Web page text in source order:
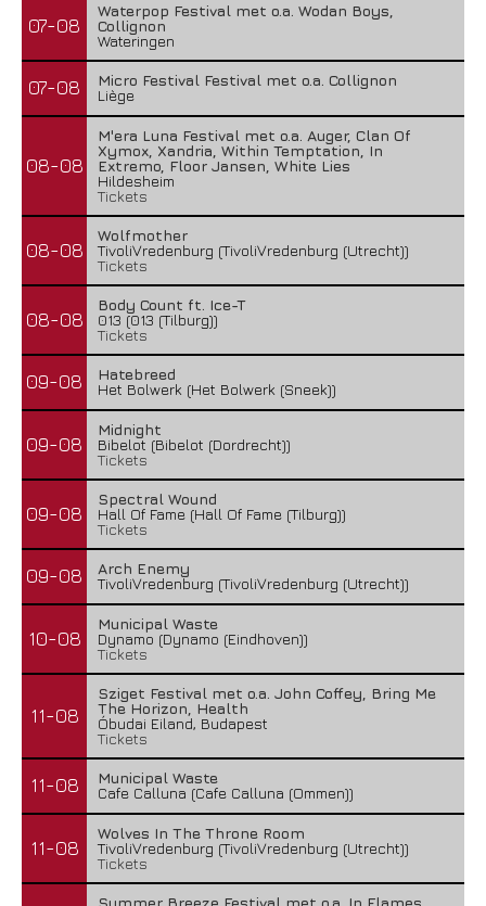
07-08
Waterpop Festival met o.a. Wodan Boys,
Collignon
Wateringen
07-08
Micro Festival Festival met o.a. Collignon
Liège
08-08
M'era Luna Festival met o.a. Auger, Clan Of
Xymox, Xandria, Within Temptation, In
Extremo, Floor Jansen, White Lies
Hildesheim
Tickets
08-08
Wolfmother
TivoliVredenburg (TivoliVredenburg (Utrecht))
Tickets
08-08
Body Count ft. Ice-T
013 (013 (Tilburg))
Tickets
09-08
Hatebreed
Het Bolwerk (Het Bolwerk (Sneek))
09-08
Midnight
Bibelot (Bibelot (Dordrecht))
Tickets
09-08
Spectral Wound
Hall Of Fame (Hall Of Fame (Tilburg))
Tickets
09-08
Arch Enemy
TivoliVredenburg (TivoliVredenburg (Utrecht))
10-08
Municipal Waste
Dynamo (Dynamo (Eindhoven))
Tickets
11-08
Sziget Festival met o.a. John Coffey, Bring Me
The Horizon, Health
Óbudai Eiland, Budapest
Tickets
11-08
Municipal Waste
Cafe Calluna (Cafe Calluna (Ommen))
11-08
Wolves In The Throne Room
TivoliVredenburg (TivoliVredenburg (Utrecht))
Tickets
Summer Breeze Festival met o.a. In Flames,